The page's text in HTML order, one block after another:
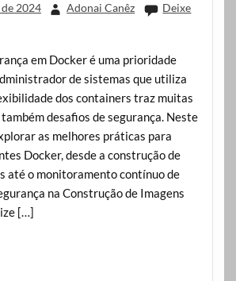
2024 Adonai Canêz
Deixe
em Docker é uma prioridade
de sistemas que utiliza
dos containers traz muitas
desafios de segurança. Neste
as melhores práticas para
Docker, desde a construção de
até o monitoramento contínuo de
na Construção de Imagens
[…]